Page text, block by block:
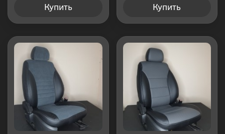
Купить Купить